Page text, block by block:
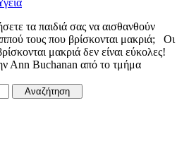
τα παιδιά σας να αισθανθούν
τους που βρίσκονται μακριά; Οι
μακριά δεν είναι εύκολες!
Αnn Buchanan από το τμήμα